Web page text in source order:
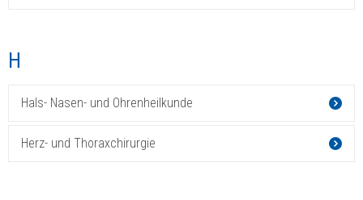
H
Hals- Nasen- und Ohrenheilkunde
Herz- und Thoraxchirurgie